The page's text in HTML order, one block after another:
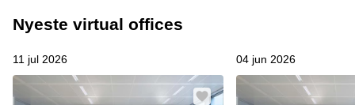
Nyeste virtual offices
11 jul 2026 04 jun 2026